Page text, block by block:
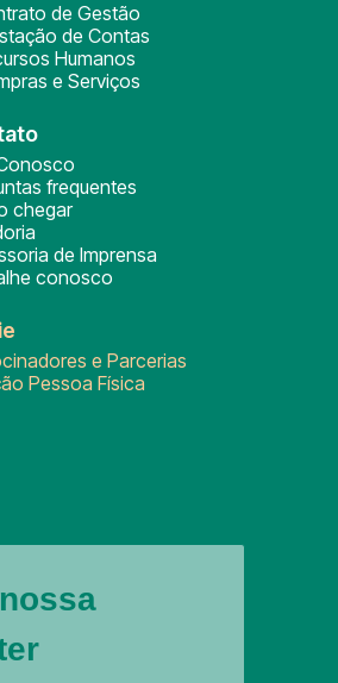
de Gestão
de Contas
Humanos
e Serviços
frequentes
chegar
de Imprensa
conosco
e Parcerias
Pessoa Física